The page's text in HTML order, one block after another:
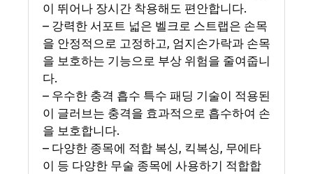
이 뛰어나 장시간 착용해도 편안합니다.
– 강력한 서포트 넓은 벨크로 스트랩은 손목
을 안정적으로 고정하고, 엄지손가락과 손목
을 보호하는 기능으로 부상 위험을 줄여줍니
다.
– 우수한 충격 흡수 특수 패딩 기술이 적용된
이 글러브는 충격을 효과적으로 흡수하여 손
을 보호합니다.
– 다양한 종목에 적합 복싱, 킥복싱, 무에타
이 등 다양한 무술 종목에 사용하기 적합합